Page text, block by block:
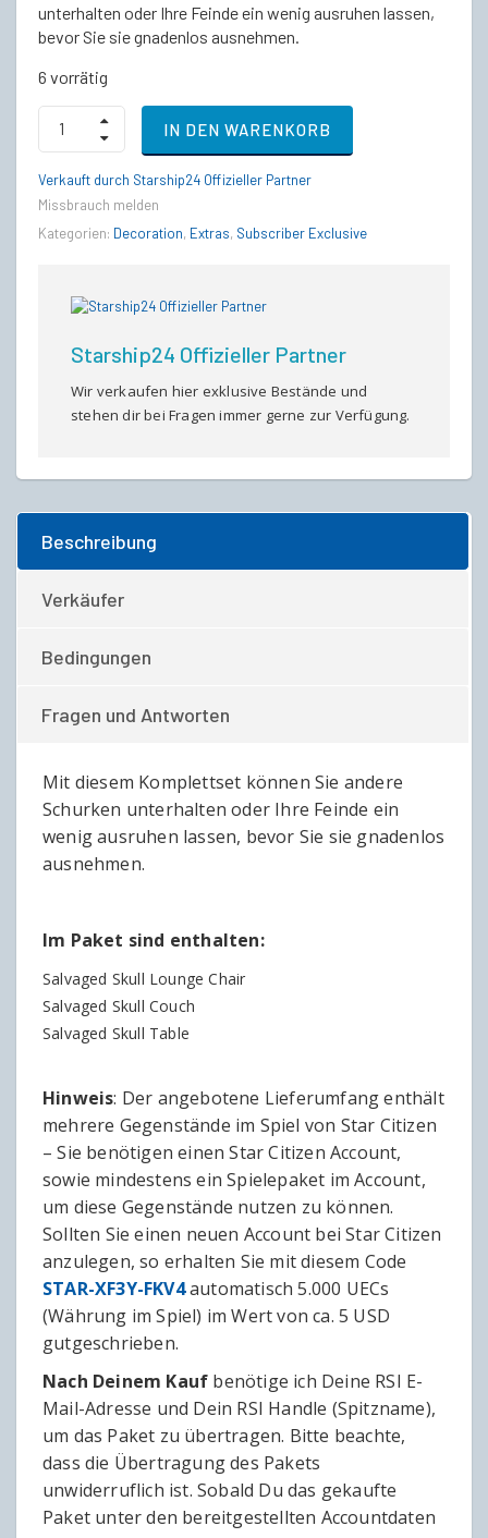
unterhalten oder Ihre Feinde ein wenig ausruhen lassen,
bevor Sie sie gnadenlos ausnehmen.
6 vorrätig
Salvaged
Skull
Parlor
Set
IN DEN WARENKORB
Verkauft durch Starship24 Offizieller Partner
Missbrauch melden
Kategorien: Decoration, Extras, Subscriber Exclusive
Starship24 Offizieller Partner
Wir verkaufen hier exklusive Bestände und
stehen dir bei Fragen immer gerne zur Verfügung.
Beschreibung
Verkäufer
Bedingungen
Fragen und Antworten
Mit diesem Komplettset können Sie andere
Schurken unterhalten oder Ihre Feinde ein
wenig ausruhen lassen, bevor Sie sie gnadenlos
ausnehmen.
Im Paket sind enthalten:
Salvaged Skull Lounge Chair
Salvaged Skull Couch
Salvaged Skull Table
Hinweis: Der angebotene Lieferumfang enthält
mehrere Gegenstände im Spiel von Star Citizen
– Sie benötigen einen Star Citizen Account,
sowie mindestens ein Spielepaket im Account,
um diese Gegenstände nutzen zu können.
Sollten Sie einen neuen Account bei Star Citizen
anzulegen, so erhalten Sie mit diesem Code
STAR-XF3Y-FKV4automatisch 5.000 UECs
(Währung im Spiel) im Wert von ca. 5 USD
gutgeschrieben.
Nach Deinem Kauf benötige ich Deine RSI E-
Mail-Adresse und Dein RSI Handle (Spitzname),
um das Paket zu übertragen. Bitte beachte,
dass die Übertragung des Pakets
unwiderruflich ist. Sobald Du das gekaufte
Paket unter den bereitgestellten Accountdaten